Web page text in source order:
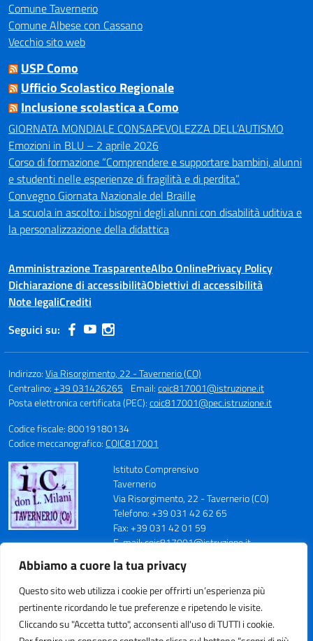
Abbiamo a cuore la tua privacy
Questo sito web utilizza i cookie per offrirti un’esperienza più
pertinente ricordando le tue preferenze e ripetendo le visite.
Cliccando su "Accetta tutto", acconsenti all'uso di TUTTI i cookie.
Comune Tavernerio
Comune Albese con Cassano
Vecchio sito web
USP Como
Ufficio Scolastico Regionale
Inclusione scolastica a Como
GIORNATA MONDIALE CONSAPEVOLEZZA DELL’AUTISMO
Emozioni in BLU – 2 aprile 2026
Corso di formazione “Comprendere e supportare bambini, alunni
e studenti nelle esperienze di fragilità e di perdita”.
Convegno Giornata Nazionale del Braille
La scuola in ascolto: i bisogni degli alunni con disabilità uditiva e
la personalizzazione della didattica
Amministrazione TrasparenteAlbo OnlinePrivacy Policy
Dichiarazione di accessibilitàObiettivi di accessibilità
Note legaliCrediti
Seguici su:
Indirizzo:Via Risorgimento, 22 - Tavernerio (CO)
Centralino:+39 031426265 Email:coic817001@istruzione.it
Posta elettronica certificata (PEC):coic817001@pec.istruzione.it
Codice fiscale: 80019180134
Codice meccanografico:COIC817001
Istituto Comprensivo
Tavernerio
Via Risorgimento, 22 - Tavernerio (CO)
Telefono: +39 031 42 62 65
Fax: +39 031 42 01 59
E-mail: coic817001@istruzione.it
Codice Meccanografico: COIC817001
Codice Fiscale: 80019180134
Cod. IPA: istsc_coic817001
Codice Univoco Ufficio: UFN70S